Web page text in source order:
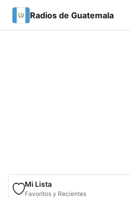
Radios de Guatemala
Mi Lista
Favoritos y Recientes